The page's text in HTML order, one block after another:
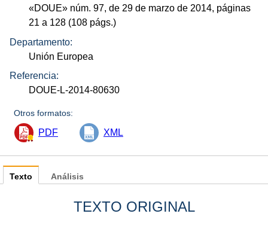
«DOUE» núm. 97, de 29 de marzo de 2014, páginas
21 a 128 (108 págs.)
Departamento:
Unión Europea
Referencia:
DOUE-L-2014-80630
Otros formatos:
PDF XML
Texto
TEXTO ORIGINAL
Análisis